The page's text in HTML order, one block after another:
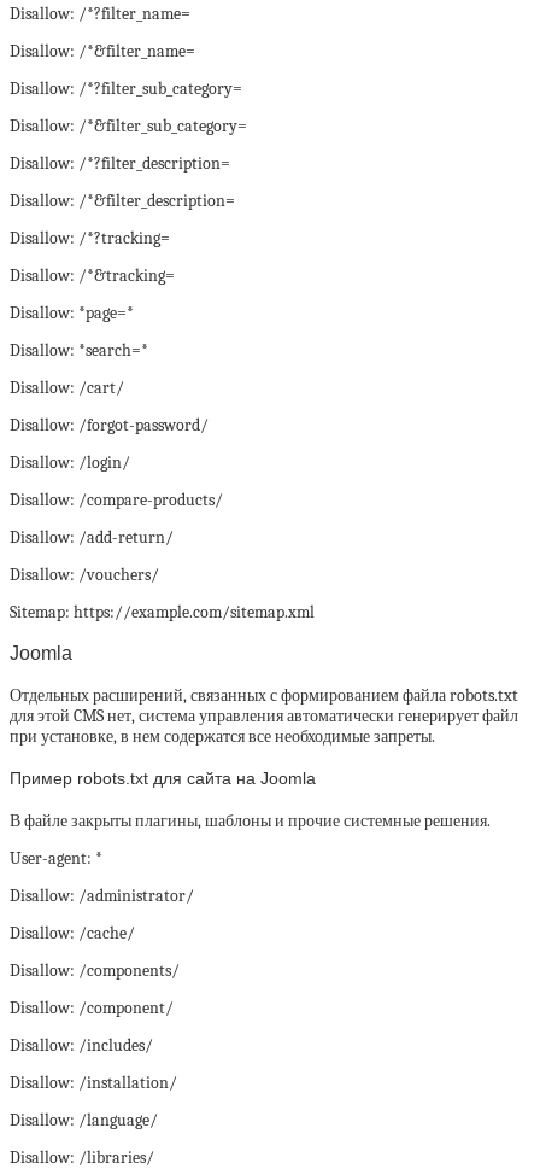
Disallow: /*?filter_name=
Disallow: /*&filter_name=
Disallow: /*?filter_sub_category=
Disallow: /*&filter_sub_category=
Disallow: /*?filter_description=
Disallow: /*&filter_description=
Disallow: /*?tracking=
Disallow: /*&tracking=
Disallow: *page=*
Disallow: *search=*
Disallow: /cart/
Disallow: /forgot-password/
Disallow: /login/
Disallow: /compare-products/
Disallow: /add-return/
Disallow: /vouchers/
Sitemap: https://example.com/sitemap.xml
Joomla
Отдельных расширений, связанных с формированием файла robots.txt
для этой CMS нет, система управления автоматически генерирует файл
при установке, в нем содержатся все необходимые запреты.
Пример robots.txt для сайта на Joomla
В файле закрыты плагины, шаблоны и прочие системные решения.
User-agent: *
Disallow: /administrator/
Disallow: /cache/
Disallow: /components/
Disallow: /component/
Disallow: /includes/
Disallow: /installation/
Disallow: /language/
Disallow: /libraries/